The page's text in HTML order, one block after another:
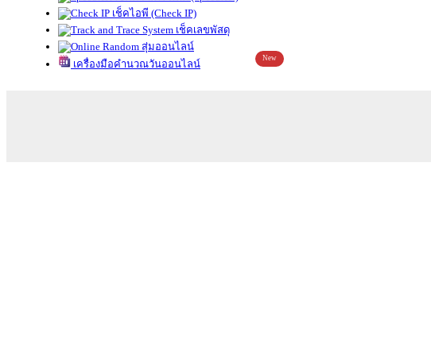
เช็คไอพี (Check IP)
เช็คเลขพัสดุ
สุ่มออนไลน์
เครื่องมือคำนวณวันออนไลน์
New